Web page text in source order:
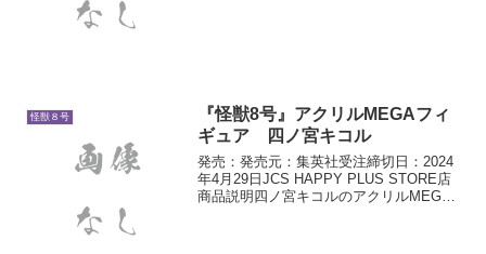
怪獣８号
『怪獣8号』アクリルMEGAフィ
ギュア 四ノ宮キコル
発売：発売元：集英社受注締切日：2024
年4月29日JCS HAPPY PLUS STORE店
商品説明四ノ宮キコルのアクリルMEGA